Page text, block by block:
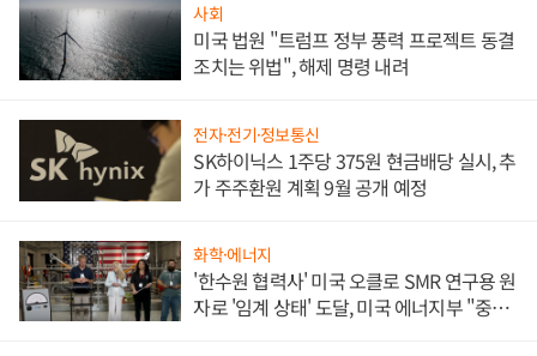
사회
미국 법원 "트럼프 정부 풍력 프로젝트 동결
조치는 위법", 해제 명령 내려
전자·전기·정보통신
SK하이닉스 1주당 375원 현금배당 실시, 추
가 주주환원 계획 9월 공개 예정
화학·에너지
'한수원 협력사' 미국 오클로 SMR 연구용 원
자로 '임계 상태' 도달, 미국 에너지부 "중요